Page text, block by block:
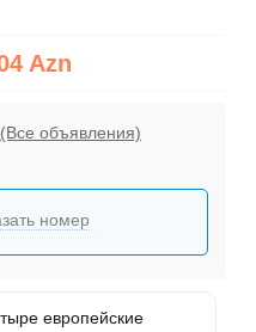
Azn
(Все объявления)
номер
европейские